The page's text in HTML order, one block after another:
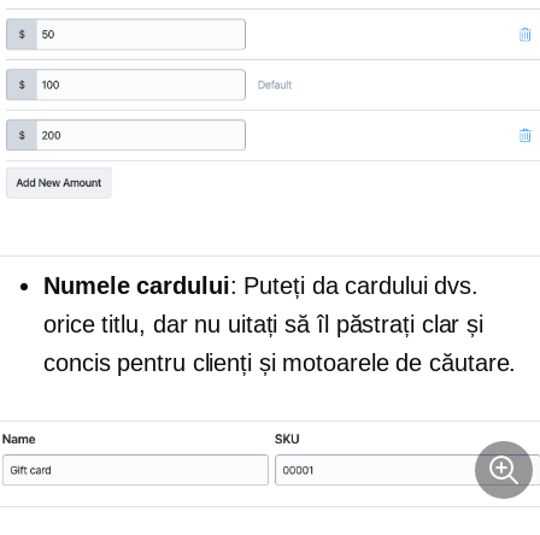
Numele cardului: Puteți da cardului dvs.
orice titlu, dar nu uitați să îl păstrați clar și
concis pentru clienți și motoarele de căutare.